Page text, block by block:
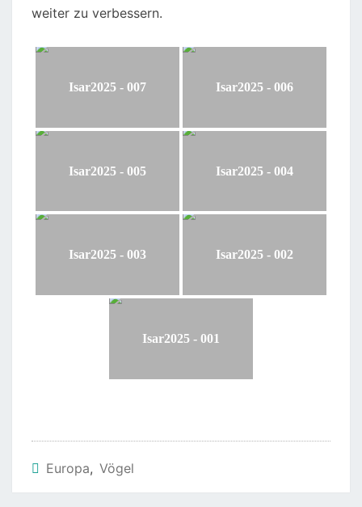
weiter zu verbessern.
Isar2025 - 007 Isar2025 - 006
Isar2025 - 005 Isar2025 - 004
Isar2025 - 003 Isar2025 - 002
Isar2025 - 001
Europa, Vögel